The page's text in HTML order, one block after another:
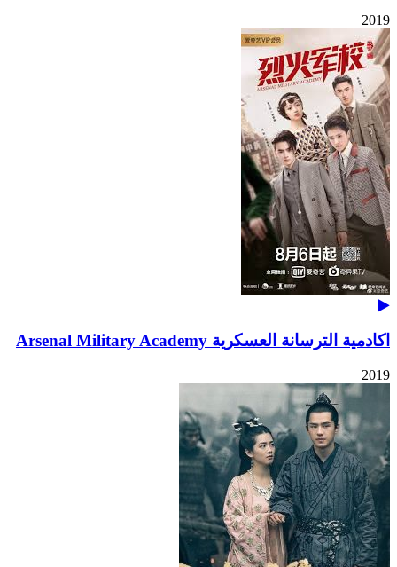
2019
اكادمية الترسانة العسكرية Arsenal Military Academy
2019